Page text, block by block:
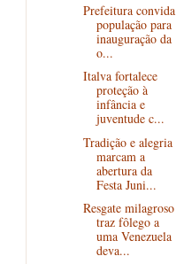
Prefeitura convida
população para
inauguração da
o...
Italva fortalece
proteção à
infância e
juventude c...
Tradição e alegria
marcam a
abertura da
Festa Juni...
Resgate milagroso
traz fôlego a
uma Venezuela
deva...